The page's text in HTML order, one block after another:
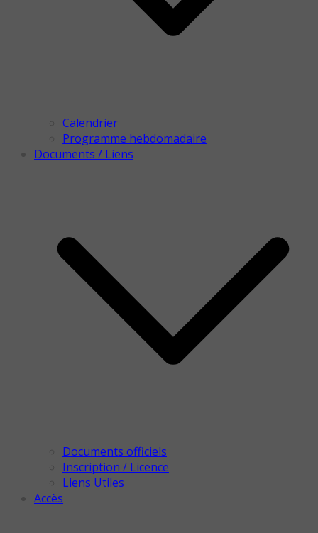
Calendrier
Programme hebdomadaire
Documents / Liens
Documents officiels
Inscription / Licence
Liens Utiles
Accès